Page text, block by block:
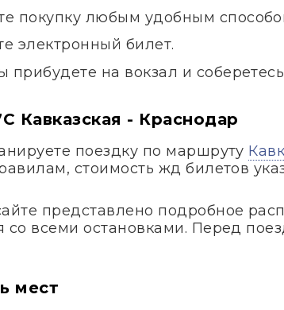
покупку любым удобным
электронный билет.
прибудете на вокзал и
Кавказская - Краснодар
поездку по маршруту
стоимость жд билетов
представлено подробное
со всеми остановками. Перед
мест